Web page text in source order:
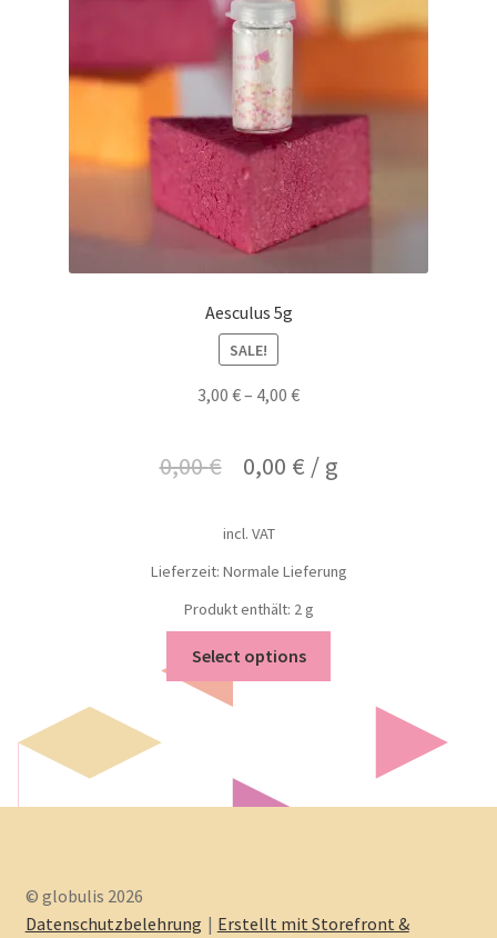
Aesculus 5g
SALE!
3,00 €– 4,00 €
0,00€ 0,00 € / g
incl. VAT
Lieferzeit: Normale Lieferung
Produkt enthält: 2g
Select options
© globulis 2026
Datenschutzbelehrung
Erstellt mit Storefront &